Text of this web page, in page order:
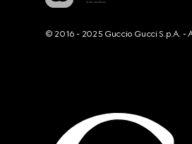
© 2016 - 2025 Guccio Gucci S.p.A. -